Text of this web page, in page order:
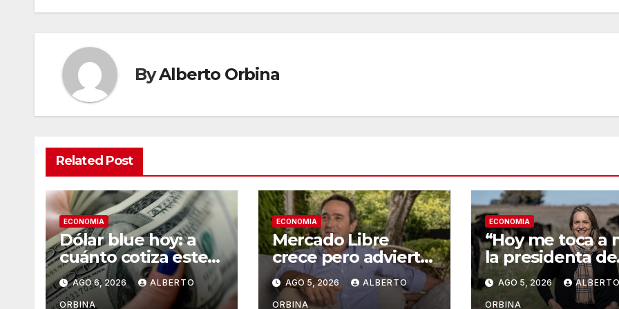
ByAlberto Orbina
Related Post
ECONOMIA
Dólar blue hoy: a
cuánto cotiza este
jueves 06 de agosto
AGO 6, 2026 ALBERTO
ORBINA
ECONOMIA
Mercado Libre
crece pero advierte
que en Argentina el
consumo “vive un
AGO 5, 2026 ALBERTO
ORBINA
ECONOMIA
“Hoy me toca a
la presidenta de
Federación
denunció que
AGO 5, 2026
ORBINA